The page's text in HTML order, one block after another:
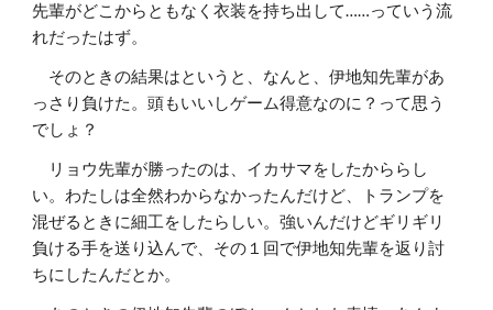
先輩がどこからともなく衣装を持ち出して……っていう流
れだったはず。
そのときの結果はというと、なんと、伊地知先輩があ
っさり負けた。頭もいいしゲーム得意なのに？って思う
でしょ？
リョウ先輩が勝ったのは、イカサマをしたかららし
い。わたしは全然わからなかったんだけど、トランプを
混ぜるときに細工をしたらしい。強いんだけどギリギリ
負ける手を送り込んで、その１回で伊地知先輩を返り討
ちにしたんだとか。